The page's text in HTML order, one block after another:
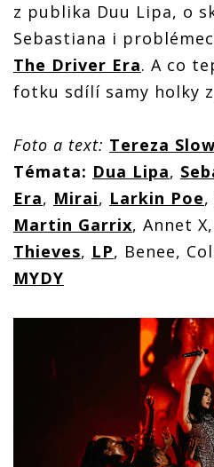
z publika Duu Lipa, o
Sebastiana i
The Driver Era. A co
fotku sdílí samy holky z
Foto a text: Tereza
Témata: Dua Lipa,
Era, Mirai, Larkin Poe,
Martin Garrix, Annet X,
Thieves, LP, Benee,
MYDY